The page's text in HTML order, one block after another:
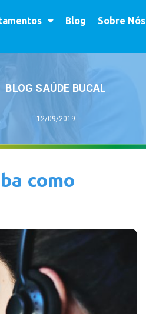
Blog Sobre Nós
BLOG SAÚDE BUCAL
12/09/2019
como